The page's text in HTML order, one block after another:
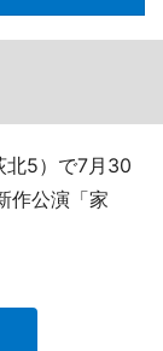
北5）で7月30
作公演「家